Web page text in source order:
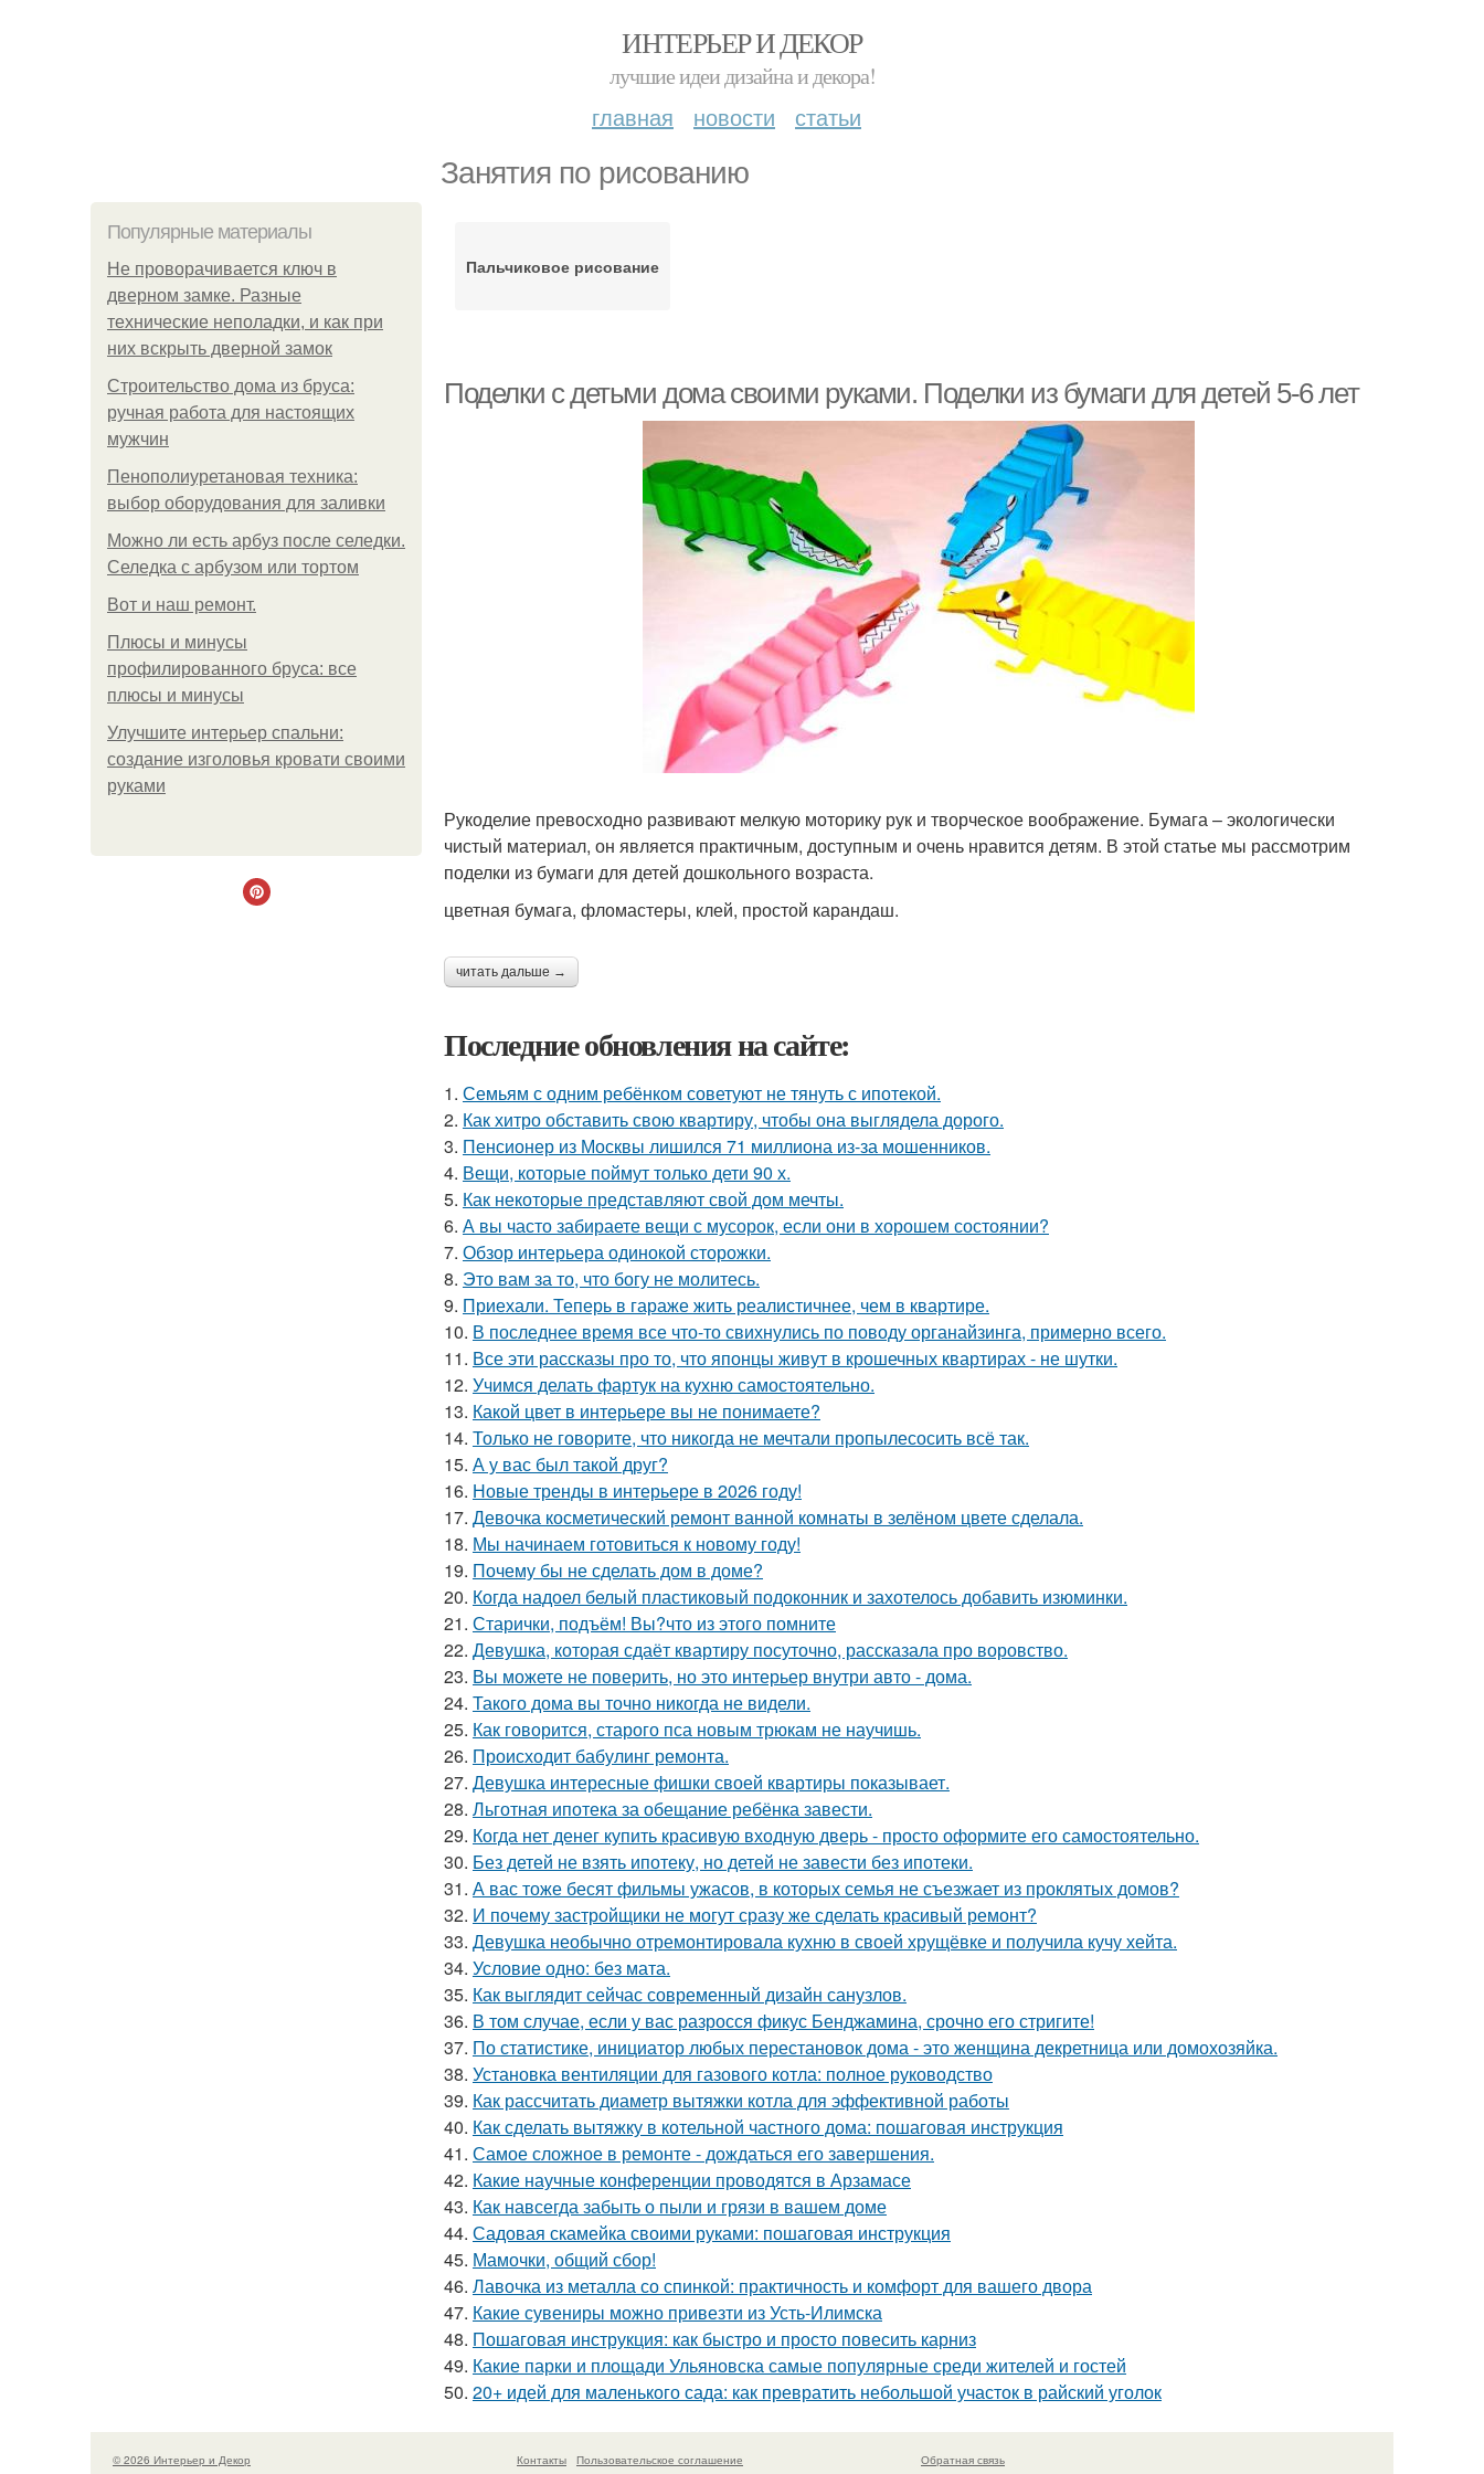
ИНТЕРЬЕР И ДЕКОР
лучшие идеи дизайна и декора!
главная новости статьи
Занятия по рисованию
Популярные материалы
Не проворачивается ключ в
дверном замке. Разные
технические неполадки, и как при
них вскрыть дверной замок
Строительство дома из бруса:
ручная работа для настоящих
мужчин
Пенополиуретановая техника:
выбор оборудования для заливки
Можно ли есть арбуз после селедки.
Селедка с арбузом или тортом
Boт и наш ремoнт.
Плюсы и минусы
профилированного бруса: все
плюсы и минусы
Улучшите интерьер спальни:
создание изголовья кровати своими
руками
Пальчиковое рисование
Поделки с детьми дома своими руками. Поделки из бумаги для детей 5-6 лет
Рукоделие превосходно развивают мелкую моторику рук и творческое воображение. Бумага – экологически
чистый материал, он является практичным, доступным и очень нравится детям. В этой статье мы рассмотрим
поделки из бумаги для детей дошкольного возраста.
цветная бумага, фломастеры, клей, простой карандаш.
читать дальше →
Последние обновления на сайте:
1. Семьям с одним ребёнком советуют не тянуть с ипотекой.
2. Как хитро обставить свою квартиру, чтобы она выглядела дорого.
3. Пенсионер из Москвы лишился 71 миллиона из-за мошенников.
4. Вещи, которые поймут только дети 90 х.
5. Как некоторые представляют свой дом мечты.
6. А вы часто забираете вещи с мусорок, если они в хорошем состоянии?
7. Обзор интерьера одинокой сторожки.
8. Это вам за то, что богу не молитесь.
9. Приехали. Теперь в гараже жить реалистичнее, чем в квартире.
10. В последнее время все что-то свихнулись по поводу органайзинга, примерно всего.
11. Все эти рассказы про то, что японцы живут в крошечных квартирах - не шутки.
12. Учимся делать фартук на кухню самостоятельно.
13. Какой цвет в интерьере вы не понимаете?
14. Только не говорите, что никогда не мечтали пропылесосить всё так.
15. А у вас был такой друг?
16. Новые тренды в интерьере в 2026 году!
17. Девочка косметический ремонт ванной комнаты в зелёном цвете сделала.
18. Мы начинаем готовиться к новому году!
19. Почему бы не сделать дом в доме?
20. Когда надоел белый пластиковый подоконник и захотелось добавить изюминки.
21. Старички, подъём! Вы?что из этого помните
22. Девушка, которая сдаёт квартиру посуточно, рассказала про воровство.
23. Вы можете не поверить, но это интерьер внутри авто - дома.
24. Такого дома вы точно никогда не видели.
25. Как говорится, старого пса новым трюкам не научишь.
26. Происходит бабулинг ремонта.
27. Девушка интересные фишки своей квартиры показывает.
28. Льготная ипотека за обещание ребёнка завести.
29. Когда нет денег купить красивую входную дверь - просто оформите его самостоятельно.
30. Без детей не взять ипотеку, но детей не завести без ипотеки.
31. А вас тоже бесят фильмы ужасов, в которых семья не съезжает из проклятых домов?
32. И почему застройщики не могут сразу же сделать красивый ремонт?
33. Девушка необычно отремонтировала кухню в своей хрущёвке и получила кучу хейта.
34. Условие одно: без мата.
35. Как выглядит сейчас современный дизайн санузлов.
36. В том случае, если у вас разросся фикус Бенджамина, срочно его стригите!
37. По статистике, инициатор любых перестановок дома - это женщина декретница или домохозяйка.
38. Установка вентиляции для газового котла: полное руководство
39. Как рассчитать диаметр вытяжки котла для эффективной работы
40. Как сделать вытяжку в котельной частного дома: пошаговая инструкция
41. Самое сложное в ремонте - дождаться его завершения.
42. Какие научные конференции проводятся в Арзамасе
43. Как навсегда забыть о пыли и грязи в вашем доме
44. Садовая скамейка своими руками: пошаговая инструкция
45. Мамочки, общий сбор!
46. Лавочка из металла со спинкой: практичность и комфорт для вашего двора
47. Какие сувениры можно привезти из Усть-Илимска
48. Пошаговая инструкция: как быстро и просто повесить карниз
49. Какие парки и площади Ульяновска самые популярные среди жителей и гостей
50. 20+ идей для маленького сада: как превратить небольшой участок в райский уголок
© 2026 Интерьер и Декор Контакты Пользовательское соглашение Обратная связь